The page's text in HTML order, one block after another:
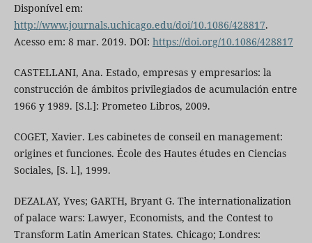
Disponível em:
http://www.journals.uchicago.edu/doi/10.1086/428817.
Acesso em: 8 mar. 2019. DOI: https://doi.org/10.1086/428817
CASTELLANI, Ana. Estado, empresas y empresarios: la
construcción de ámbitos privilegiados de acumulación entre
1966 y 1989. [S.l.]: Prometeo Libros, 2009.
COGET, Xavier. Les cabinetes de conseil en management:
origines et funciones. École des Hautes études en Ciencias
Sociales, [S. l.], 1999.
DEZALAY, Yves; GARTH, Bryant G. The internationalization
of palace wars: Lawyer, Economists, and the Contest to
Transform Latin American States. Chicago; Londres: